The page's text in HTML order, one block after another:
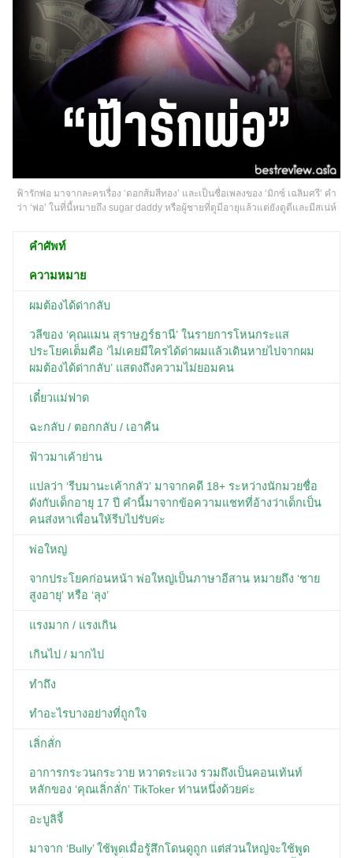
ฟ้ารักพ่อ มาจากละครเรื่อง ‘ดอกส้มสีทอง’ และเป็นชื่อเพลงของ ‘มิกซ์ เฉลิมศรี’ คำ
ว่า ‘พ่อ’ ในที่นี้หมายถึง sugar daddy หรือผู้ชายที่ดูมีอายุแล้วแต่ยังดูดีและมีสเน่ห์
คำศัพท์
ความหมาย
ผมต้องได้ด่ากลับ
วลีของ ‘คุณแมน สุราษฎร์ธานี’ ในรายการโหนกระแส
ประโยคเต็มคือ ‘ไม่เคยมีใครได้ด่าผมแล้วเดินหายไปจากผม
ผมต้องได้ด่ากลับ’ แสดงถึงความไม่ยอมคน
เดี๋ยวแม่ฟาด
ฉะกลับ / ตอกกลับ / เอาคืน
ฟ้าวมาเค้าย่าน
แปลว่า ‘รีบมานะเค้ากลัว’ มาจากคดี 18+ ระหว่างนักมวยชื่อ
ดังกับเด็กอายุ 17 ปี คำนี้มาจากข้อความแชทที่อ้างว่าเด็กเป็น
คนส่งหาเพื่อนให้รีบไปรับค่ะ
พ่อใหญ่
จากประโยคก่อนหน้า พ่อใหญ่เป็นภาษาอีสาน หมายถึง ‘ชาย
สูงอายุ’ หรือ ‘ลุง’
แรงมาก / แรงเกิน
เกินไป / มากไป
ทำถึง
ทำอะไรบางอย่างที่ถูกใจ
เลิ่กลั่ก
อาการกระวนกระวาย หวาดระแวง รวมถึงเป็นคอนเท้นท์
หลักของ ‘คุณเลิ่กลั่ก’ TikToker ท่านหนึ่งด้วยค่ะ
อะบูลิจี้
มาจาก ‘Bully’ ใช้พูดเมื่อรู้สึกโดนดูถูก แต่ส่วนใหญ่จะใช้พูด